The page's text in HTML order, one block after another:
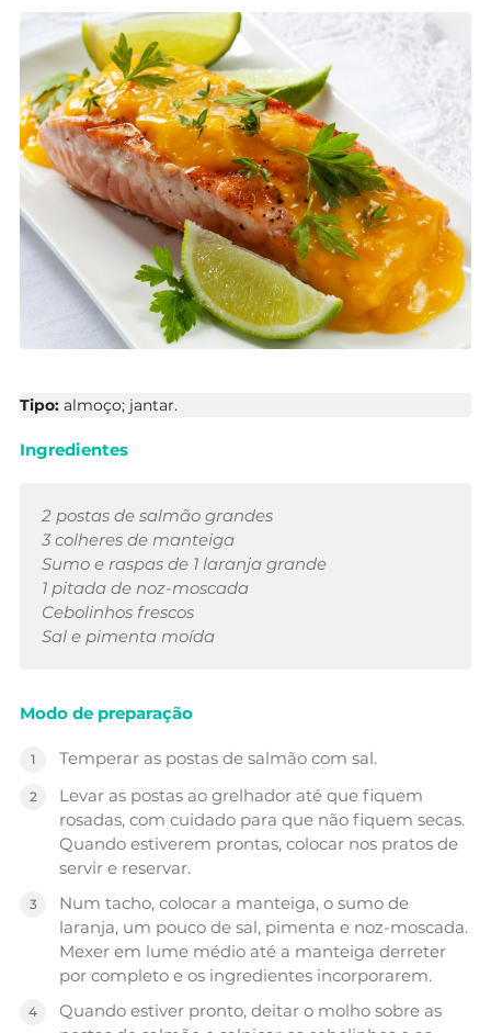
Tipo: almoço; jantar.
Ingredientes
2 postas de salmão grandes
3 colheres de manteiga
Sumo e raspas de 1 laranja grande
1 pitada de noz-moscada
Cebolinhos frescos
Sal e pimenta moída
Modo de preparação
Temperar as postas de salmão com sal.
Levar as postas ao grelhador até que fiquem
rosadas, com cuidado para que não fiquem secas.
Quando estiverem prontas, colocar nos pratos de
servir e reservar.
Num tacho, colocar a manteiga, o sumo de
laranja, um pouco de sal, pimenta e noz-moscada.
Mexer em lume médio até a manteiga derreter
por completo e os ingredientes incorporarem.
Quando estiver pronto, deitar o molho sobre as